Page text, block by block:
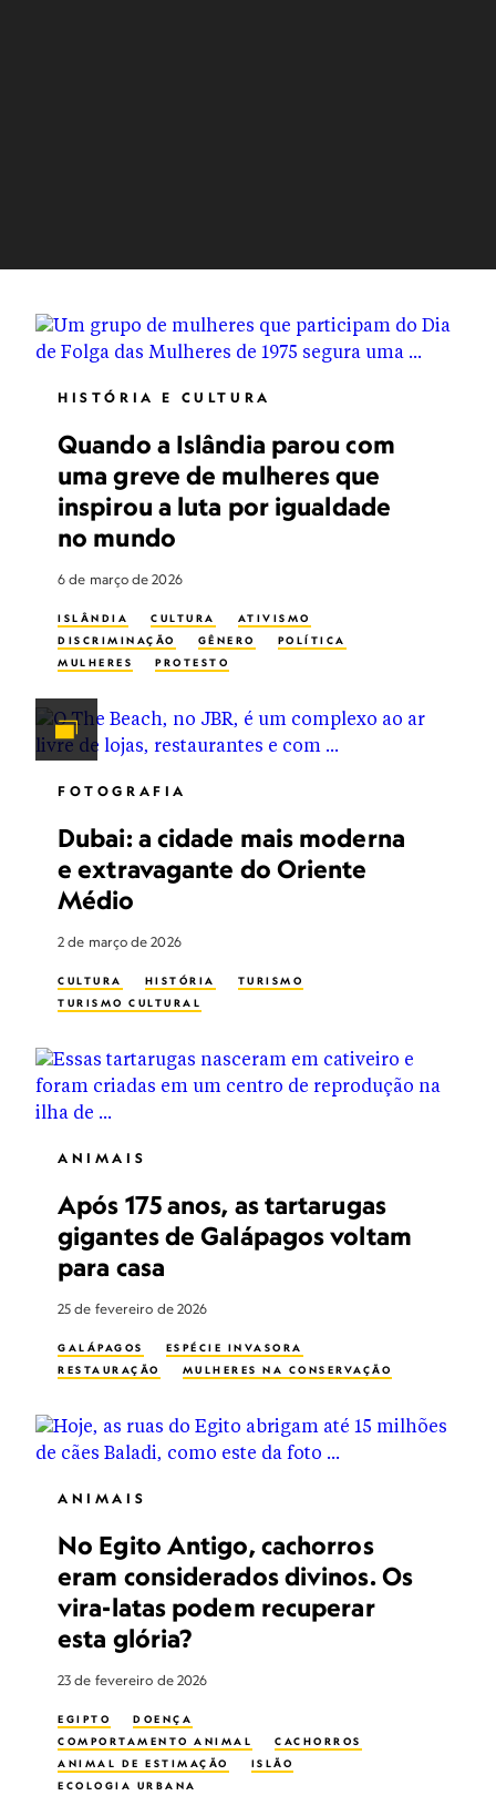
HISTÓRIA E CULTURA
Quando a Islândia parou com
uma greve de mulheres que
inspirou a luta por igualdade
no mundo
6 de março de 2026
ISLÂNDIA CULTURA
ATIVISMO
DISCRIMINAÇÃO
GÊNERO
POLÍTICA
MULHERES
PROTESTO
FOTOGRAFIA
Dubai: a cidade mais moderna
e extravagante do Oriente
Médio
2 de março de 2026
CULTURA HISTÓRIA
TURISMO
TURISMO CULTURAL
ANIMAIS
Após 175 anos, as tartarugas
gigantes de Galápagos voltam
para casa
25 de fevereiro de 2026
GALÁPAGOS
ESPÉCIE INVASORA
RESTAURAÇÃO
MULHERES NA CONSERVAÇÃO
ANIMAIS
No Egito Antigo, cachorros
eram considerados divinos. Os
vira-latas podem recuperar
esta glória?
23 de fevereiro de 2026
EGIPTO
DOENÇA
COMPORTAMENTO ANIMAL
CACHORROS
ANIMAL DE ESTIMAÇÃO
ISLÃO
ECOLOGIA URBANA